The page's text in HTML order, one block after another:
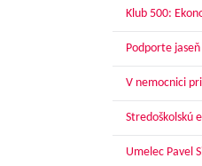
Klub 500:
Podporte
V nemocnici
Stredoškolskú
Umelec Pavel